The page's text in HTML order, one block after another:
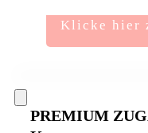
Klicke hier
PREMIUM